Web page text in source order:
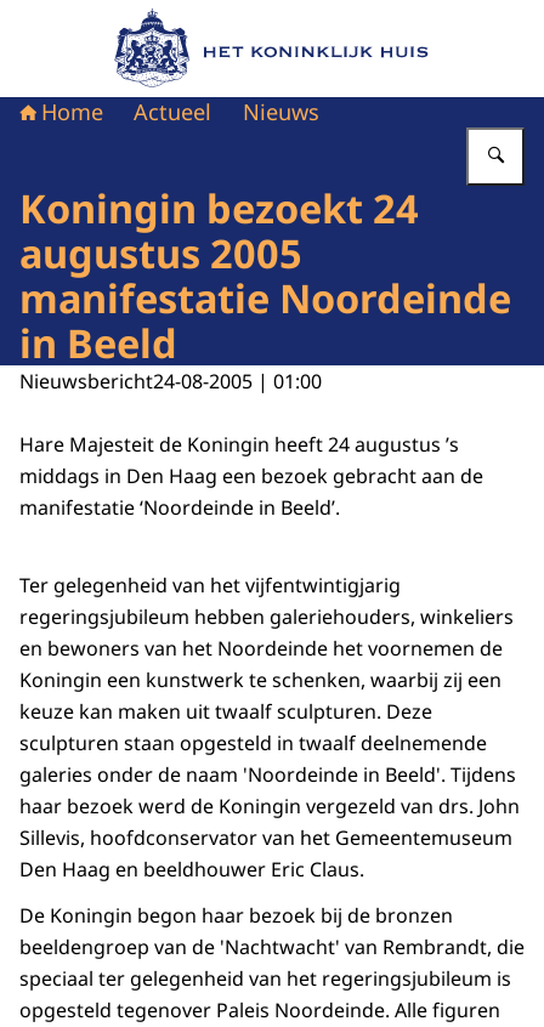
Naar de homepage van Het Koninklijk Huis
Home Actueel Nieuws
Koningin bezoekt 24
augustus 2005
manifestatie Noordeinde
in Beeld
Nieuwsbericht24-08-2005 | 01:00
Hare Majesteit de Koningin heeft 24 augustus ’s
middags in Den Haag een bezoek gebracht aan de
manifestatie ‘Noordeinde in Beeld’.
Ter gelegenheid van het vijfentwintigjarig
regeringsjubileum hebben galeriehouders, winkeliers
en bewoners van het Noordeinde het voornemen de
Koningin een kunstwerk te schenken, waarbij zij een
keuze kan maken uit twaalf sculpturen. Deze
sculpturen staan opgesteld in twaalf deelnemende
galeries onder de naam 'Noordeinde in Beeld'. Tijdens
haar bezoek werd de Koningin vergezeld van drs. John
Sillevis, hoofdconservator van het Gemeentemuseum
Den Haag en beeldhouwer Eric Claus.
De Koningin begon haar bezoek bij de bronzen
beeldengroep van de 'Nachtwacht' van Rembrandt, die
speciaal ter gelegenheid van het regeringsjubileum is
opgesteld tegenover Paleis Noordeinde. Alle figuren